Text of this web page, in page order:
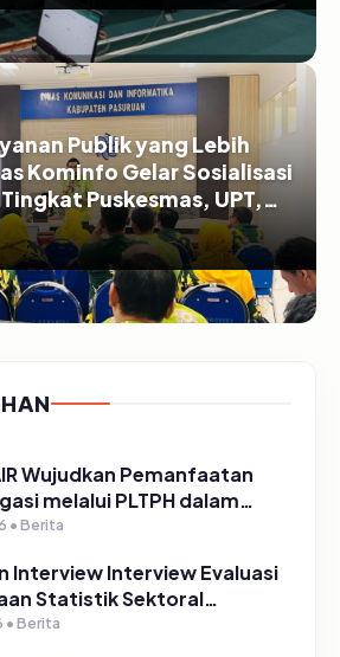
Publik yang Lebih
Kominfo Gelar Sosialisasi
Puskesmas, UPT,
Kabupaten Pasuruan
Wujudkan Pemanfaatan
melalui PLTPH dalam
PELITA di Desa
• Berita
Interview Interview Evaluasi
Statistik Sektoral
Pasuruan
• Berita